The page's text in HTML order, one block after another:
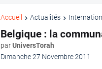
Accueil Actualités
Belgique : la
parUniversTorah
Dimanche 27 Novembre 2011